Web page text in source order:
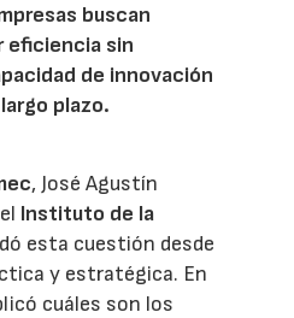
buscan
eficiencia sin
de innovación
plazo.
, José Agustín
Instituto de la
esta cuestión desde
y estratégica. En
cuáles son los